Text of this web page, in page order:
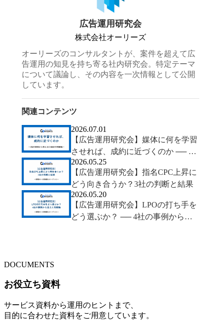
広告運用研究会
株式会社オーリーズ
オーリーズのコンサルタントが、案件を超えて広
告運用の知見を持ち寄る社内研究会。特定テーマ
について議論し、その内容を一次情報として公開
しています。
関連コンテンツ
2026.07.01
【広告運用研究会】媒体に何を学習
させれば、成約に近づくのか ── 2
社の事例から考えるCV設計の判断
軸
2026.05.25
【広告運用研究会】指名CPC上昇に
どう向き合うか？3社の判断と結果
2026.05.20
【広告運用研究会】LPOの打ち手を
どう選ぶか？ ── 4社の事例から見
DOCUMENTS
お役立ち資料
サービス資料から運用のヒントまで、
目的に合わせた資料をご用意しています。